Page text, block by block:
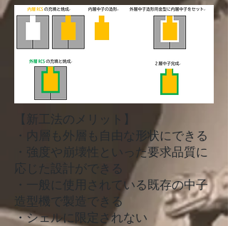
【新工法のメリット】
・内層も外層も自由な形状にできる
・強度や崩壊性といった要求品質に
応じた設計ができる
・一般に使用されている既存の中子
造型機で製造できる
・シェルに限定されない